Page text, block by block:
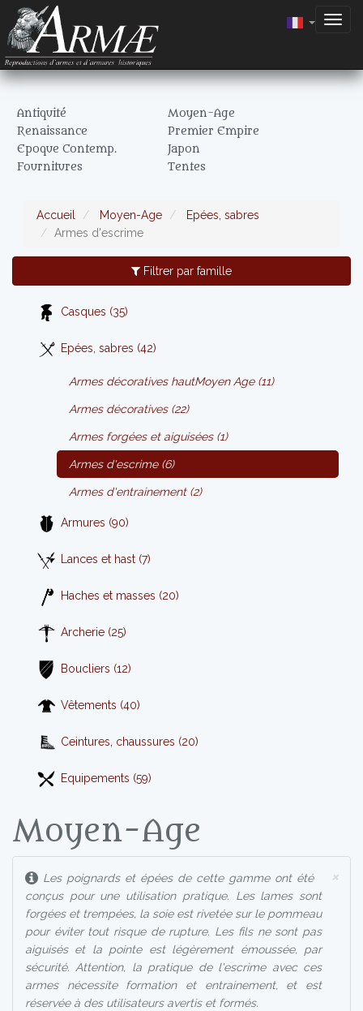
Antiquité
Moyen-Age
Renaissance
Premier Empire
Epoque Contemp.
Japon
Fournitures
Tentes
Accueil Moyen-Age
Epées, sabres
Armes d'escrime
Filtrer par famille
Casques (35)
Epées, sabres (42)
Armes décoratives hautMoyen Age (11)
Armes décoratives (22)
Armes forgées et aiguisées (1)
Armes d'escrime (6)
Armes d'entrainement (2)
Armures (90)
Lances et hast (7)
Haches et masses (20)
Archerie (25)
Boucliers (12)
Vêtements (40)
Ceintures, chaussures (20)
Equipements (59)
Moyen-Age
×
Les poignards et épées de cette gamme ont été
conçus pour une utilisation pratique. Les lames sont
forgées et trempées, la soie est rivetée sur le pommeau
pour éviter tout risque de rupture. Les fils ne sont pas
aiguisés et la pointe est légèrement émoussée, par
sécurité. Attention, la pratique de l'escrime avec ces
armes nécessite formation et entrainement, et est
réservée à des utilisateurs avertis et formés.